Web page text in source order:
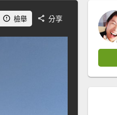
檢舉 分享